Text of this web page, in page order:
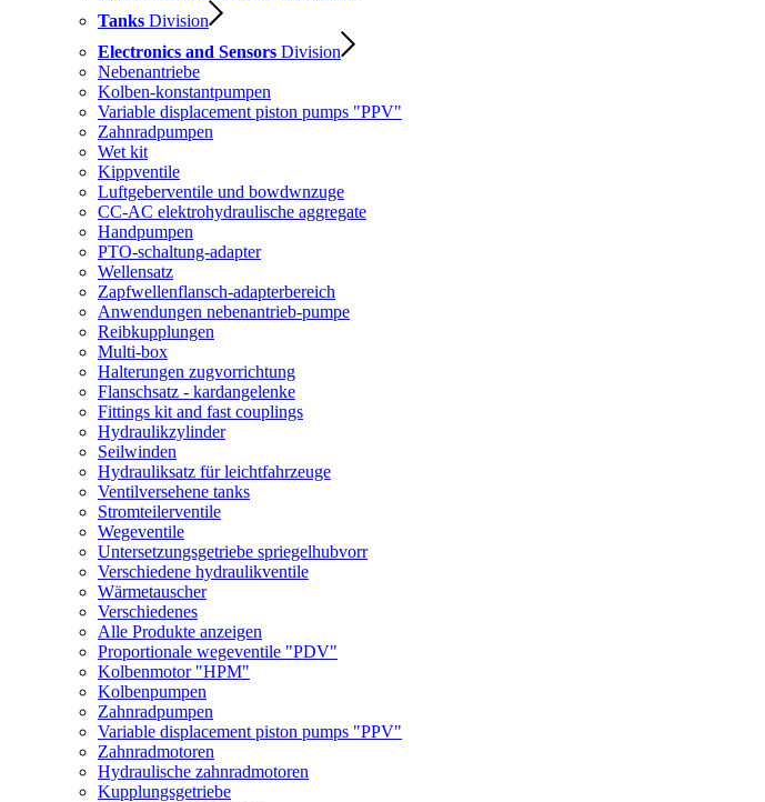
Tanks Division
Electronics and Sensors Division
Nebenantriebe
Kolben-konstantpumpen
Variable displacement piston pumps "PPV"
Zahnradpumpen
Wet kit
Kippventile
Luftgeberventile und bowdwnzuge
CC-AC elektrohydraulische aggregate
Handpumpen
PTO-schaltung-adapter
Wellensatz
Zapfwellenflansch-adapterbereich
Anwendungen nebenantrieb-pumpe
Reibkupplungen
Multi-box
Halterungen zugvorrichtung
Flanschsatz - kardangelenke
Fittings kit and fast couplings
Hydraulikzylinder
Seilwinden
Hydrauliksatz für leichtfahrzeuge
Ventilversehene tanks
Stromteilerventile
Wegeventile
Untersetzungsgetriebe spriegelhubvorr
Verschiedene hydraulikventile
Wärmetauscher
Verschiedenes
Alle Produkte anzeigen
Proportionale wegeventile "PDV"
Kolbenmotor "HPM"
Kolbenpumpen
Zahnradpumpen
Variable displacement piston pumps "PPV"
Zahnradmotoren
Hydraulische zahnradmotoren
Kupplungsgetriebe